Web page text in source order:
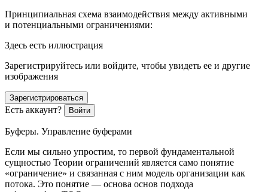
Принципиальная схема взаимодействия между активными
и потенциальными ограничениями:
Здесь есть иллюстрация
Зарегистрируйтесь или войдите, чтобы увидеть ее и другие
изображения
Зарегистрироваться
Есть аккаунт? Войти
Буферы. Управление буферами
Если мы сильно упростим, то первой фундаментальной
сущностью Теории ограничений является само понятие
«ограничение» и связанная с ним модель организации как
потока. Это понятие — основа основ подхода